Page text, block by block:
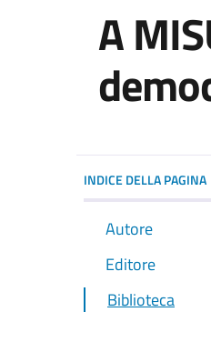
A
INDICE DELLA PAGINA
Autore
Editore
Biblioteca